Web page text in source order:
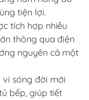
tiện lợi.
tích hợp nhiều
thông qua điện
nguyên cả một
vi sóng đời mới
bếp, giúp tiết